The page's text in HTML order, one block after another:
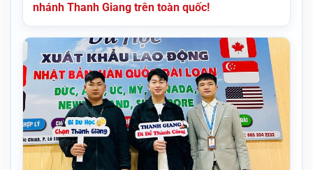
nhánh Thanh Giang trên toàn quốc!